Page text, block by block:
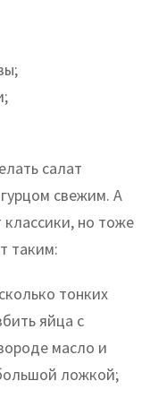
салат
свежим. А
классики, но тоже
таким:
тонких
яйца с
масло и
ложкой;